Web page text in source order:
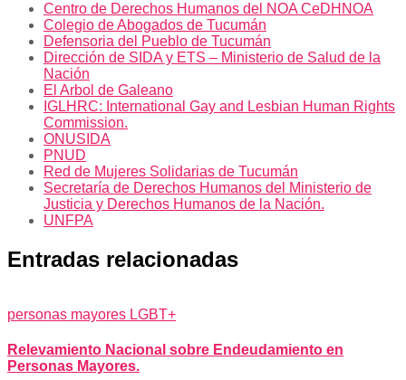
Centro de Derechos Humanos del NOA CeDHNOA
Colegio de Abogados de Tucumán
Defensoria del Pueblo de Tucumán
Dirección de SIDA y ETS – Ministerio de Salud de la
Nación
El Arbol de Galeano
IGLHRC: International Gay and Lesbian Human Rights
Commission.
ONUSIDA
PNUD
Red de Mujeres Solidarias de Tucumán
Secretaría de Derechos Humanos del Ministerio de
Justicia y Derechos Humanos de la Nación.
UNFPA
Entradas relacionadas
personas mayores LGBT+
Relevamiento Nacional sobre Endeudamiento en
Personas Mayores.